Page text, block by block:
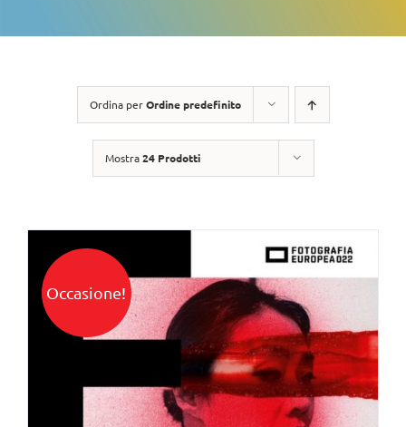
Ordina perOrdine predefinito
Mostra24 Prodotti
Occasione!